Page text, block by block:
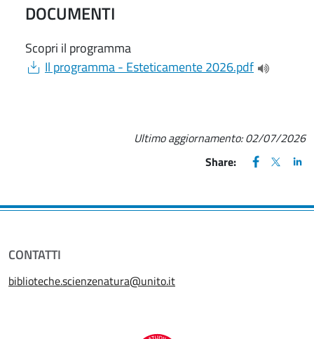
DOCUMENTI
Scopri il programma
Document
Il programma - Esteticamente 2026.pdf
Ultimo aggiornamento:02/07/2026
Share:
FACEBOOK
(apre una
X
(apre
CONTATTI
biblioteche.scienzenatura@unito.it